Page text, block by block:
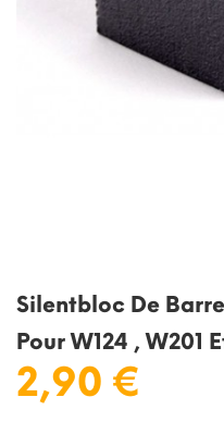
Silentbloc De
Pour W124 , W201
2,90 €